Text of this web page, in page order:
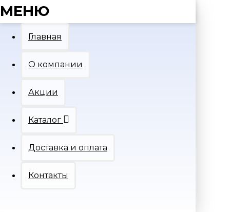
МЕНЮ
Главная
О компании
Акции
Каталог
Доставка и оплата
Контакты